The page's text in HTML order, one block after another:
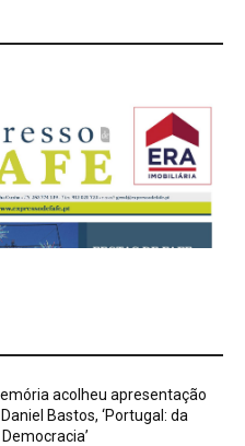
acolheu apresentação
Bastos, ‘Portugal: da